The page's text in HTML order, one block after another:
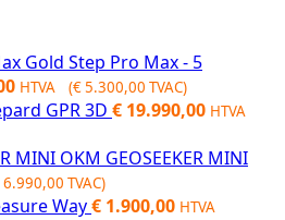
Gold Step Pro Max - 5
HTVA (€5.300,00 TVAC)
GPR 3D € 19.990,00 HTVA
OKM GEOSEEKER MINI
6.990,00 TVAC)
Way€ 1.900,00 HTVA